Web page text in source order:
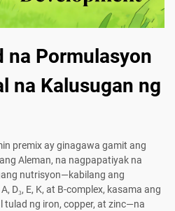
na Pormulasyon
na Kalusugan ng
premix ay ginagawa gamit ang
Aleman, na nagpapatiyak na
nutrisyon—kabilang ang
D₃, E, K, at B-complex, kasama ang
tulad ng iron, copper, at zinc—na